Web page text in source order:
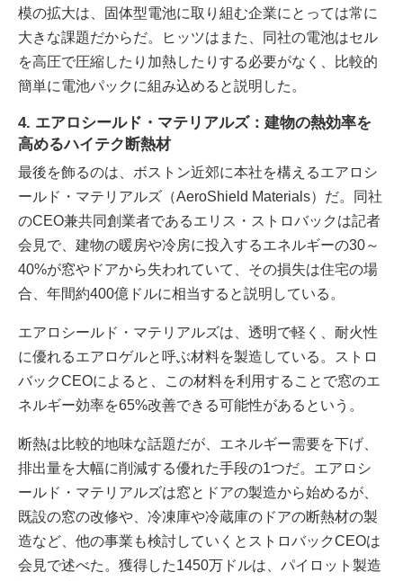
模の拡大は、固体型電池に取り組む企業にとっては常に
大きな課題だからだ。ヒッツはまた、同社の電池はセル
を高圧で圧縮したり加熱したりする必要がなく、比較的
簡単に電池パックに組み込めると説明した。
4. エアロシールド・マテリアルズ：建物の熱効率を
高めるハイテク断熱材
最後を飾るのは、ボストン近郊に本社を構えるエアロシ
ールド・マテリアルズ（AeroShield Materials）だ。同社
のCEO兼共同創業者であるエリス・ストロバックは記者
会見で、建物の暖房や冷房に投入するエネルギーの30～
40%が窓やドアから失われていて、その損失は住宅の場
合、年間約400億ドルに相当すると説明している。
エアロシールド・マテリアルズは、透明で軽く、耐火性
に優れるエアロゲルと呼ぶ材料を製造している。ストロ
バックCEOによると、この材料を利用することで窓のエ
ネルギー効率を65%改善できる可能性があるという。
断熱は比較的地味な話題だが、エネルギー需要を下げ、
排出量を大幅に削減する優れた手段の1つだ。エアロシ
ールド・マテリアルズは窓とドアの製造から始めるが、
既設の窓の改修や、冷凍庫や冷蔵庫のドアの断熱材の製
造など、他の事業も検討していくとストロバックCEOは
会見で述べた。獲得した1450万ドルは、パイロット製造